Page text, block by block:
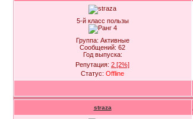
5-й класс пользы
Группа: Активные
Сообщений: 62
Год выпуска:
Репутация: 2 [2%]
Статус: Offline
straza